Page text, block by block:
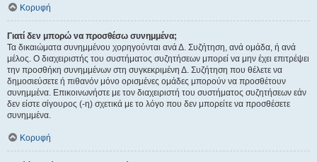
Κορυφή
Γιατί δεν μπορώ να προσθέσω συνημμένα;
Τα δικαιώματα συνημμένου χορηγούνται ανά Δ. Συζήτηση, ανά ομάδα, ή ανά
μέλος. Ο διαχειριστής του συστήματος συζητήσεων μπορεί να μην έχει επιτρέψει
την προσθήκη συνημμένων στη συγκεκριμένη Δ. Συζήτηση που θέλετε να
δημοσιεύσετε ή πιθανόν μόνο ορισμένες ομάδες μπορούν να προσθέτουν
συνημμένα. Επικοινωνήστε με τον διαχειριστή του συστήματος συζητήσεων εάν
δεν είστε σίγουρος (-η) σχετικά με το λόγο που δεν μπορείτε να προσθέσετε
συνημμένα.
Κορυφή